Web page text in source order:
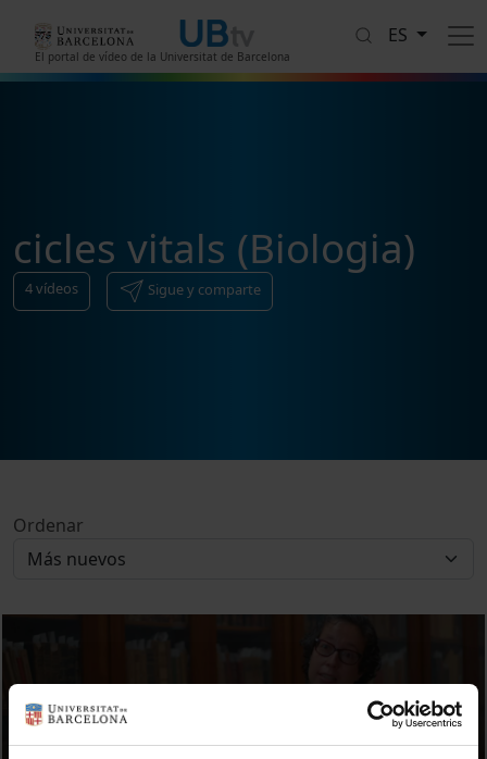
El portal de vídeo de la Universitat de Barcelona
ES
cicles vitals (Biologia)
4vídeos Sigue y comparte
Ordenar